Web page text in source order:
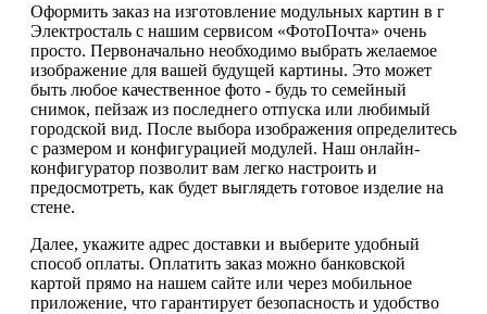
Оформить заказ на изготовление модульных картин в г
Электросталь с нашим сервисом «ФотоПочта» очень
просто. Первоначально необходимо выбрать желаемое
изображение для вашей будущей картины. Это может
быть любое качественное фото - будь то семейный
снимок, пейзаж из последнего отпуска или любимый
городской вид. После выбора изображения определитесь
с размером и конфигурацией модулей. Наш онлайн-
конфигуратор позволит вам легко настроить и
предосмотреть, как будет выглядеть готовое изделие на
стене.
Далее, укажите адрес доставки и выберите удобный
способ оплаты. Оплатить заказ можно банковской
картой прямо на нашем сайте или через мобильное
приложение, что гарантирует безопасность и удобство